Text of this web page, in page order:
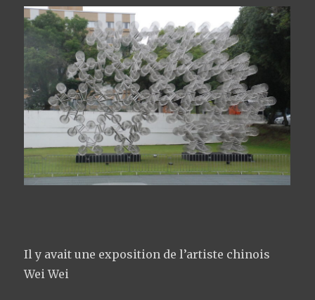
Il y avait une exposition de l’artiste chinois
Wei Wei